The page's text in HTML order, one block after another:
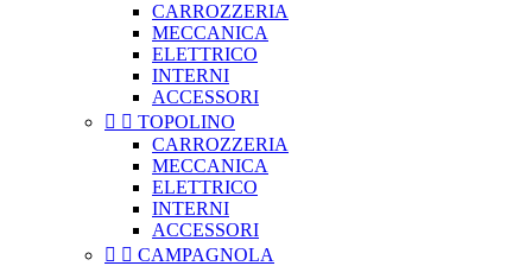
CARROZZERIA
MECCANICA
ELETTRICO
INTERNI
ACCESSORI
  TOPOLINO
CARROZZERIA
MECCANICA
ELETTRICO
INTERNI
ACCESSORI
  CAMPAGNOLA